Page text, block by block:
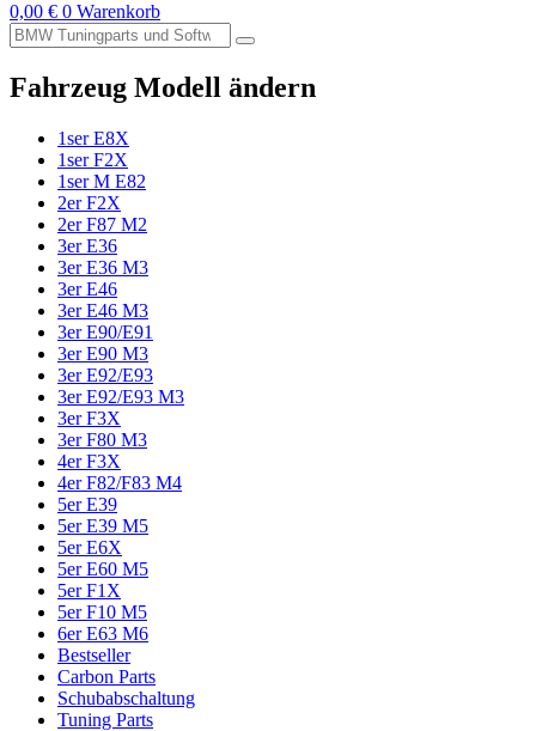
0,00 € 0 Warenkorb
Suche
nach:
Fahrzeug Modell ändern
1ser E8X
1ser F2X
1ser M E82
2er F2X
2er F87 M2
3er E36
3er E36 M3
3er E46
3er E46 M3
3er E90/E91
3er E90 M3
3er E92/E93
3er E92/E93 M3
3er F3X
3er F80 M3
4er F3X
4er F82/F83 M4
5er E39
5er E39 M5
5er E6X
5er E60 M5
5er F1X
5er F10 M5
6er E63 M6
Bestseller
Carbon Parts
Schubabschaltung
Tuning Parts